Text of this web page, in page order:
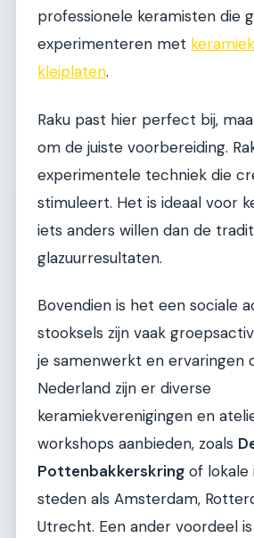
professionele keramisten die
experimenteren met
kleiplaten.
Raku past hier perfect bij,
om de juiste voorbereiding.
experimentele techniek die
stimuleert. Het is ideaal voor
iets anders willen dan de
glazuurresultaten.
Bovendien is het een sociale
stooksels zijn vaak
je samenwerkt en ervaringen
Nederland zijn er diverse
keramiekverenigingen en
workshops aanbieden, zoals
Pottenbakkerskring of lokale
steden als Amsterdam,
Utrecht. Een ander voordeel